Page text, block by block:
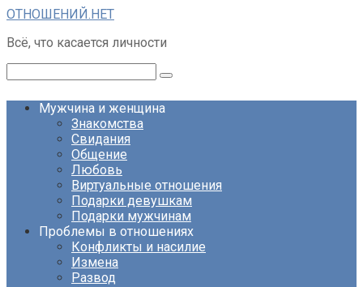
Перейти
контенту
ОТНОШЕНИЙ.НЕТ
Всё, что касается личности
Мужчина и женщина
Знакомства
Свидания
Общение
Любовь
Виртуальные отношения
Подарки девушкам
Подарки мужчинам
Проблемы в отношениях
Конфликты и насилие
Измена
Развод